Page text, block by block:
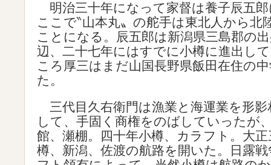
明治三十年になって家督は養子辰五
ここで‶山本丸〟の舵手は東北人から北
ことになる。辰五郎は新潟県三島郡の
辺、二十七年にはすでに小樽に進出し
ころ厚三はまだ山国長野県飯田在住の
た。
三代目久右衛門は漁業と海運業を形影
して、手固く商権をのばしていったが
館、瀬棚。四十年小樽、カラフト。大
樽、新潟、佐渡の航路を開いた。日露